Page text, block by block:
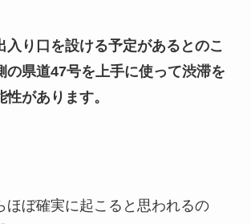
入り口を設ける予定があるとのこ
の県道47号を上手に使って渋滞を
があります。
ほぼ確実に起こると思われるの